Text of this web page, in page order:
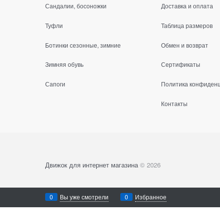
Сандалии, босоножки
Туфли
Ботинки сезонные, зимние
Зимняя обувь
Сапоги
Доставка и оплата
Таблица размеров
Обмен и возврат
Сертификаты
Политика
Контакты
Движок для интернет магазина © 2026
0 Вы уже смотрели 0 Избранное